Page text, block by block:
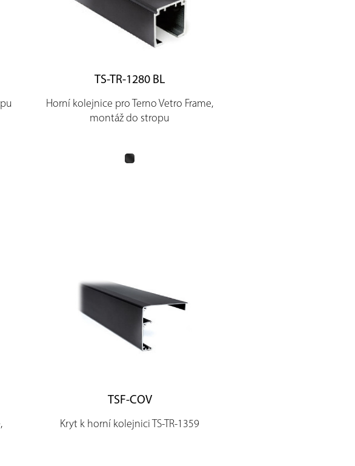
TS-TR-1280 BL
Horní kolejnice pro Terno Vetro Frame,
montáž do stropu
TSF-COV
Kryt k horní kolejnici TS-TR-1359